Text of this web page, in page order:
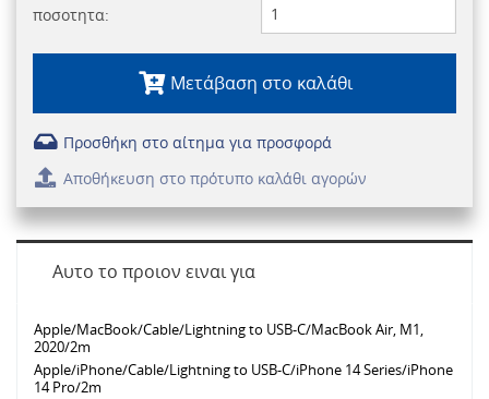
ποσοτητα:
Μετάβαση στο καλάθι
Προσθήκη στο αίτημα για προσφορά
Αποθήκευση στο πρότυπο καλάθι αγορών
Αυτο το προιον ειναι για
Apple/MacBook/Cable/Lightning to USB-C/MacBook Air, M1,
2020/2m
Apple/iPhone/Cable/Lightning to USB-C/iPhone 14 Series/iPhone
14 Pro/2m